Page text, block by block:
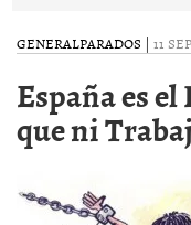
GENERALPARADOS | 11
España es
que ni